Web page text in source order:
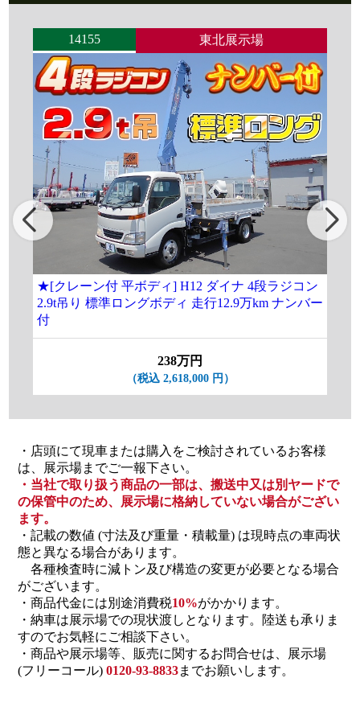
14155 東北展示場
★[クレーン付 平ボディ] H12 ダイナ 4段ラジコン
2.9t吊り 標準ロングボディ 走行12.9万km ナンバー
付
238万円
（税込 2,618,000 円）
・店頭にて現車または購入をご検討されているお客様
は、展示場までご一報下さい。
・当社で取り扱う商品の一部は、搬送中又は別ヤードで
の保管中のため、展示場に格納していない場合がござい
ます。
・記載の数値 (寸法及び重量・積載量) は現時点の車両状
態と異なる場合があります。
各種検査時に減トン及び構造の変更が必要となる場合
がございます。
・商品代金には別途消費税10%がかかります。
・納車は展示場での現状渡しとなります。陸送も承りま
すのでお気軽にご相談下さい。
・商品や展示場等、販売に関するお問合せは、展示場
(フリーコール) 0120-93-8833までお願いします。